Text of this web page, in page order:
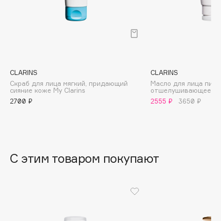
Banderas
Basicare
Batiste
beautyblender
CLARINS
Скраб для лица мягкий, придающий
сияние коже My Clarins
2700 ₽
CLARINS
Масло для лица
отшелушивающее
2555 ₽
3650 ₽
С этим товаром покупают